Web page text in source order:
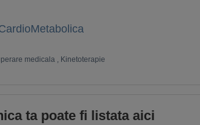
medicala , Kinetoterapie
ta poate fi listata aici